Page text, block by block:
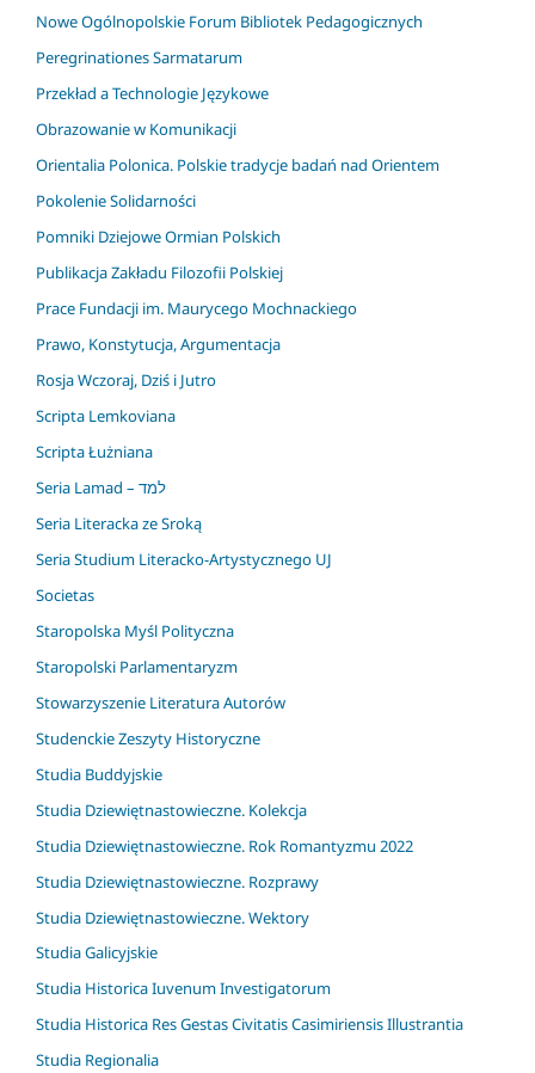
Nowe Ogólnopolskie Forum Bibliotek Pedagogicznych
Peregrinationes Sarmatarum
Przekład a Technologie Językowe
Obrazowanie w Komunikacji
Orientalia Polonica. Polskie tradycje badań nad Orientem
Pokolenie Solidarności
Pomniki Dziejowe Ormian Polskich
Publikacja Zakładu Filozofii Polskiej
Prace Fundacji im. Maurycego Mochnackiego
Prawo, Konstytucja, Argumentacja
Rosja Wczoraj, Dziś i Jutro
Scripta Lemkoviana
Scripta Łużniana
Seria Lamad – למד
Seria Literacka ze Sroką
Seria Studium Literacko-Artystycznego UJ
Societas
Staropolska Myśl Polityczna
Staropolski Parlamentaryzm
Stowarzyszenie Literatura Autorów
Studenckie Zeszyty Historyczne
Studia Buddyjskie
Studia Dziewiętnastowieczne. Kolekcja
Studia Dziewiętnastowieczne. Rok Romantyzmu 2022
Studia Dziewiętnastowieczne. Rozprawy
Studia Dziewiętnastowieczne. Wektory
Studia Galicyjskie
Studia Historica Iuvenum Investigatorum
Studia Historica Res Gestas Civitatis Casimiriensis Illustrantia
Studia Regionalia